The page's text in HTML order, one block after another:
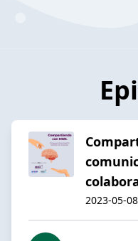
2023-05-08